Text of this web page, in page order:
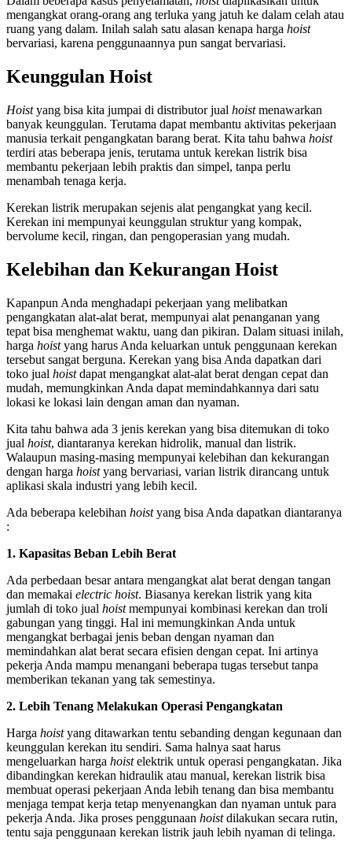
mengangkat orang-orang ang terluka yang jatuh ke dalam celah atau
ruang yang dalam. Inilah salah satu alasan kenapa harga hoist
bervariasi, karena penggunaannya pun sangat bervariasi.
Keunggulan Hoist
Hoist yang bisa kita jumpai di distributorjual hoistmenawarkan
banyak keunggulan. Terutama dapat membantu aktivitas pekerjaan
manusia terkait pengangkatan barang berat. Kita tahu bahwa hoist
terdiri atas beberapa jenis, terutama untuk kerekan listrik bisa
membantu pekerjaan lebih praktis dan simpel, tanpa perlu
menambah tenaga kerja.
Kerekan listrik merupakan sejenis alat pengangkat yang kecil.
Kerekan ini mempunyai keunggulan struktur yang kompak,
bervolume kecil, ringan, dan pengoperasian yang mudah.
Kelebihan dan Kekurangan Hoist
Kapanpun Anda menghadapi pekerjaan yang melibatkan
pengangkatan alat-alat berat, mempunyai alat penanganan yang
tepat bisa menghemat waktu, uang dan pikiran. Dalam situasi inilah,
harga hoist yang harus Anda keluarkan untuk penggunaan kerekan
tersebut sangat berguna. Kerekan yang bisa Anda dapatkan dari
toko jual hoist dapat mengangkat alat-alat berat dengan cepat dan
mudah, memungkinkan Anda dapat memindahkannya dari satu
lokasi ke lokasi lain dengan aman dan nyaman.
Kita tahu bahwa ada 3 jenis kerekan yang bisa ditemukan di toko
jual hoist, diantaranya kerekan hidrolik, manual dan listrik.
Walaupun masing-masing mempunyai kelebihan dan kekurangan
dengan harga hoist yang bervariasi, varian listrik dirancang untuk
aplikasi skala industri yang lebih kecil.
Ada beberapa kelebihan hoist yang bisa Anda dapatkan diantaranya
:
1. Kapasitas Beban Lebih Berat
Ada perbedaan besar antara mengangkat alat berat dengan tangan
dan memakai electric hoist. Biasanya kerekan listrik yang kita
jumlah di toko jual hoist mempunyai kombinasi kerekan dan troli
gabungan yang tinggi. Hal ini memungkinkan Anda untuk
mengangkat berbagai jenis beban dengan nyaman dan
memindahkan alat berat secara efisien dengan cepat. Ini artinya
pekerja Anda mampu menangani beberapa tugas tersebut tanpa
memberikan tekanan yang tak semestinya.
2. Lebih Tenang Melakukan Operasi Pengangkatan
Harga hoist yang ditawarkan tentu sebanding dengan kegunaan dan
keunggulan kerekan itu sendiri. Sama halnya saat harus
mengeluarkan harga hoistelektrik untuk operasi pengangkatan. Jika
dibandingkan kerekan hidraulik atau manual, kerekan listrik bisa
membuat operasi pekerjaan Anda lebih tenang dan bisa membantu
menjaga tempat kerja tetap menyenangkan dan nyaman untuk para
pekerja Anda. Jika proses penggunaan hoistdilakukan secara rutin,
tentu saja penggunaan kerekan listrik jauh lebih nyaman di telinga.